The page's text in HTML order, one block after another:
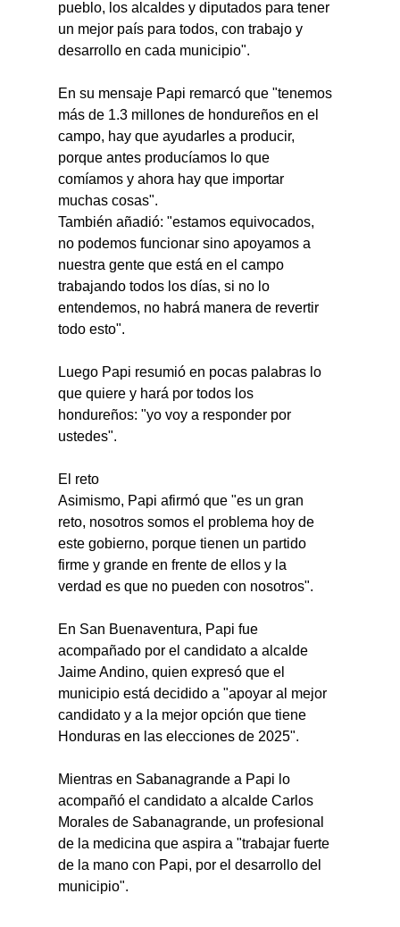
pueblo, los alcaldes y diputados para tener
un mejor país para todos, con trabajo y
desarrollo en cada municipio".
En su mensaje Papi remarcó que "tenemos
más de 1.3 millones de hondureños en el
campo, hay que ayudarles a producir,
porque antes producíamos lo que
comíamos y ahora hay que importar
muchas cosas".
También añadió: "estamos equivocados,
no podemos funcionar sino apoyamos a
nuestra gente que está en el campo
trabajando todos los días, si no lo
entendemos, no habrá manera de revertir
todo esto".
Luego Papi resumió en pocas palabras lo
que quiere y hará por todos los
hondureños: "yo voy a responder por
ustedes".
El reto
Asimismo, Papi afirmó que "es un gran
reto, nosotros somos el problema hoy de
este gobierno, porque tienen un partido
firme y grande en frente de ellos y la
verdad es que no pueden con nosotros".
En San Buenaventura, Papi fue
acompañado por el candidato a alcalde
Jaime Andino, quien expresó que el
municipio está decidido a "apoyar al mejor
candidato y a la mejor opción que tiene
Honduras en las elecciones de 2025".
Mientras en Sabanagrande a Papi lo
acompañó el candidato a alcalde Carlos
Morales de Sabanagrande, un profesional
de la medicina que aspira a "trabajar fuerte
de la mano con Papi, por el desarrollo del
municipio".